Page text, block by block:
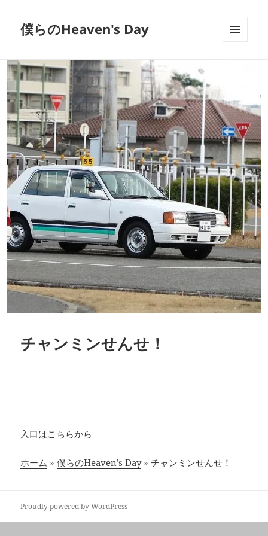
僕らのHeaven's Day
チャンミンせんせ！
入口はこちらから
ホーム » 僕らのHeaven’s Day » チャンミンせんせ！
Proudly powered by WordPress